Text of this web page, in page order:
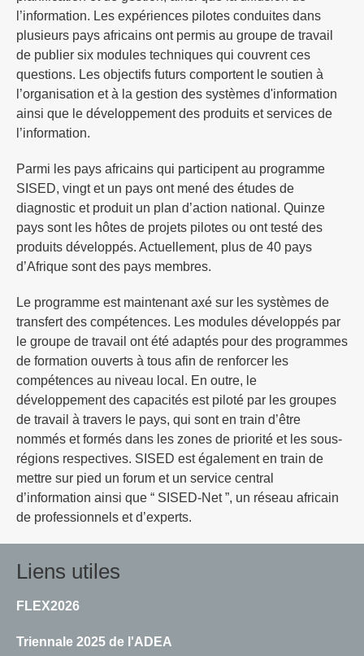
l’information. Les expériences pilotes conduites dans
plusieurs pays africains ont permis au groupe de travail
de publier six modules techniques qui couvrent ces
questions. Les objectifs futurs comportent le soutien à
l’organisation et à la gestion des systèmes d'information
ainsi que le développement des produits et services de
l’information.
Parmi les pays africains qui participent au programme
SISED, vingt et un pays ont mené des études de
diagnostic et produit un plan d’action national. Quinze
pays sont les hôtes de projets pilotes ou ont testé des
produits développés. Actuellement, plus de 40 pays
d’Afrique sont des pays membres.
Le programme est maintenant axé sur les systèmes de
transfert des compétences. Les modules développés par
le groupe de travail ont été adaptés pour des programmes
de formation ouverts à tous afin de renforcer les
compétences au niveau local. En outre, le
développement des capacités est piloté par les groupes
de travail à travers le pays, qui sont en train d’être
nommés et formés dans les zones de priorité et les sous-
régions respectives. SISED est également en train de
mettre sur pied un forum et un service central
d’information ainsi que “ SISED-Net ”, un réseau africain
de professionnels et d’experts.
Liens utiles
FLEX2026
Triennale 2025 de l'ADEA